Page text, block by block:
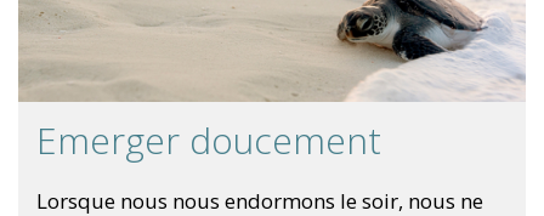
Emerger doucement
Lorsque nous nous endormons le soir, nous ne